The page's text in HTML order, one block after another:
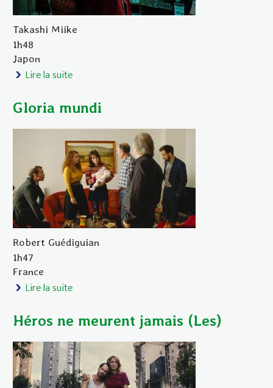
Takashi Miike
1h48
Japon
Lire la suite
Gloria mundi
Robert Guédiguian
1h47
France
Lire la suite
Héros ne meurent jamais (Les)